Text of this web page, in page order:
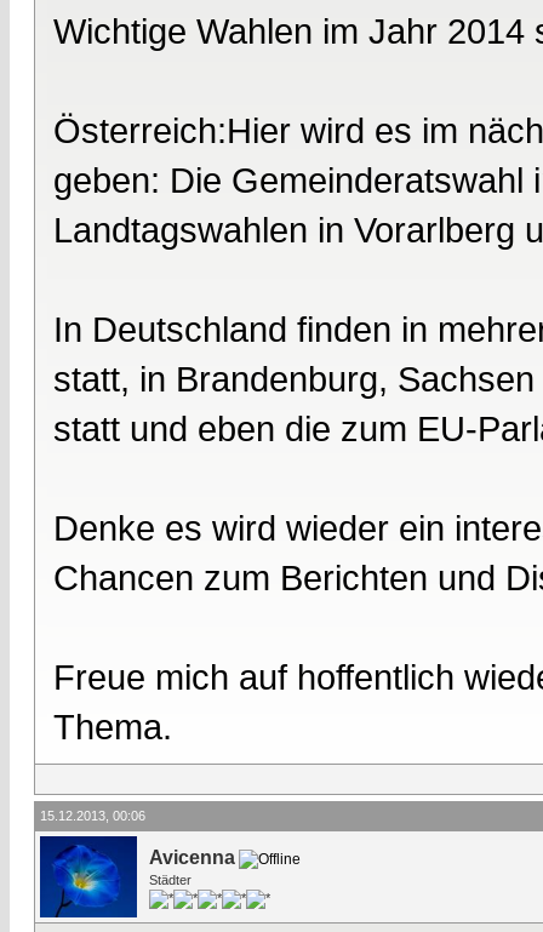
Wichtige Wahlen im Jahr 2014
Österreich:Hier wird es im
geben: Die Gemeinderatswahl
Landtagswahlen in Vorarlberg
In Deutschland finden in
statt, in Brandenburg,
statt und eben die zum EU-
Denke es wird wieder ein
Chancen zum Berichten und
Freue mich auf hoffentlich
Thema.
15.12.2013, 00:06
Avicenna
Städter